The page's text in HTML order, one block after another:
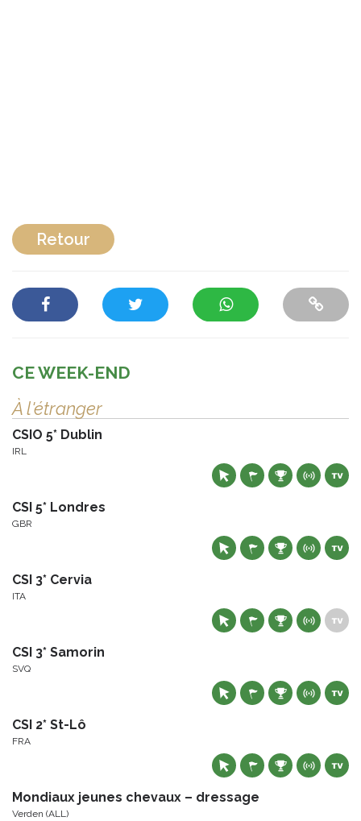
Retour
CE WEEK-END
À l'étranger
CSIO 5* Dublin
IRL
CSI 5* Londres
GBR
CSI 3* Cervia
ITA
CSI 3* Samorin
SVQ
CSI 2* St-Lô
FRA
Mondiaux jeunes chevaux – dressage
Verden (ALL)